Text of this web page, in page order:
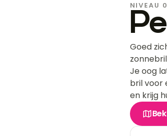
NIVEAU 0
Goed
Je oog
bril voor
en krijg